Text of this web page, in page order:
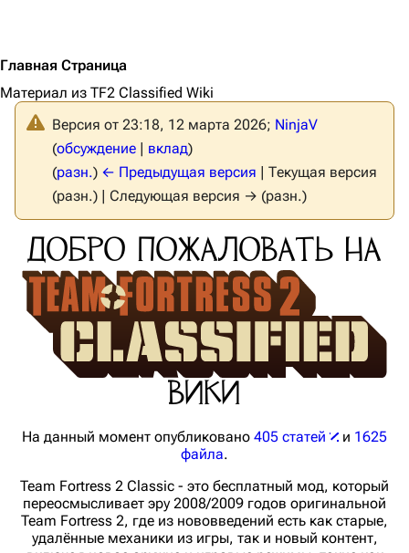
Главная Страница
Материал из TF2 Classified Wiki
Версия от 23:18, 12 марта 2026; NinjaV
(обсуждение | вклад)
(разн.) ← Предыдущая версия | Текущая версия
(разн.) | Следующая версия → (разн.)
ДОБРО ПОЖАЛОВАТЬ НА
ВИКИ
На данный момент опубликовано 405 статей и 1625
файла.
Team Fortress 2 Classic - это бесплатный мод, который
переосмысливает эру 2008/2009 годов оригинальной
Team Fortress 2, где из нововведений есть как старые,
удалённые механики из игры, так и новый контент,